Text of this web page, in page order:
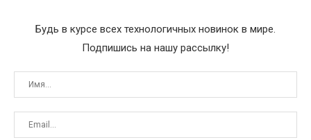
Будь в курсе всех технологичных новинок в мире.
Подпишись на нашу рассылку!